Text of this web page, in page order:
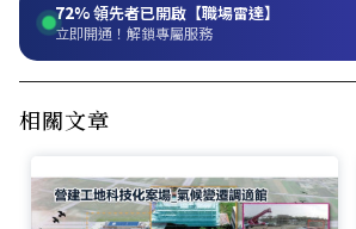
72%領先者已開啟【職場雷達】
立即開通！解鎖專屬服務
相關文章